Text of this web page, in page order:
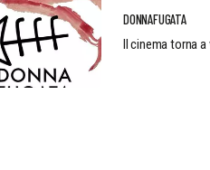
DONNAFUGATA
Il cinema torna